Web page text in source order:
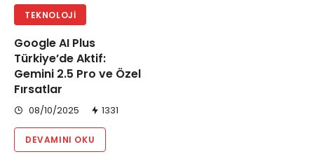
TEKNOLOJI
Google AI Plus
Türkiye’de Aktif:
Gemini 2.5 Pro ve Özel
Fırsatlar
08/10/2025 1331
DEVAMINI OKU